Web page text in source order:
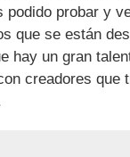
podido probar y
que se están
hay un gran
creadores que